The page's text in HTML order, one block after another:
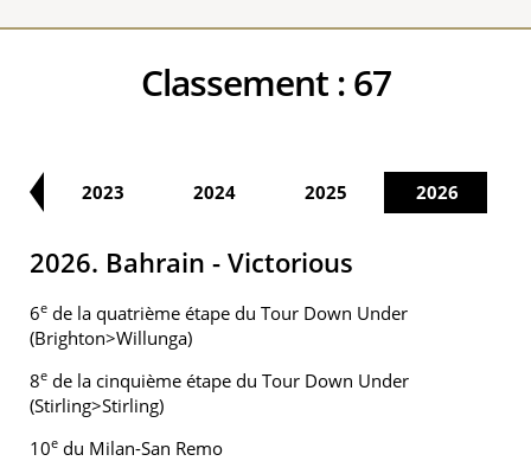
Classement :67
2023 2024 2025 2026
2026. Bahrain - Victorious
6e de la quatrième étape du Tour Down Under
(Brighton>Willunga)
8e de la cinquième étape du Tour Down Under
(Stirling>Stirling)
10e du Milan-San Remo